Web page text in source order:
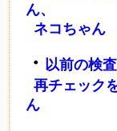
ん、
ネコちゃん
・ 以前の検
再チェック
ん